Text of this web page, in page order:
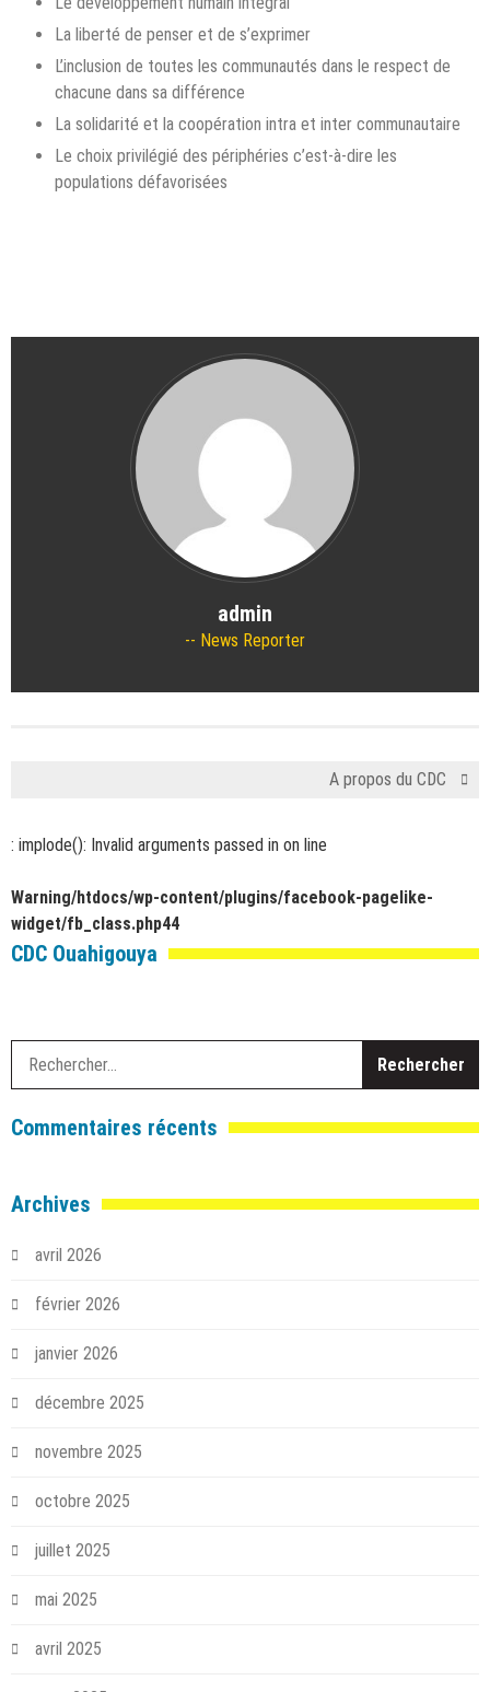
La liberté de penser et de s’exprimer
L’inclusion de toutes les communautés dans le respect de
chacune dans sa différence
La solidarité et la coopération intra et inter communautaire
Le choix privilégié des périphéries c’est-à-dire les
populations défavorisées
admin
News Reporter
A propos du CDC
: implode(): Invalid arguments passed in on line
Warning/htdocs/wp-content/plugins/facebook-pagelike-
widget/fb_class.php44
CDC Ouahigouya
Commentaires récents
Archives
avril 2026
février 2026
janvier 2026
décembre 2025
novembre 2025
octobre 2025
juillet 2025
mai 2025
avril 2025